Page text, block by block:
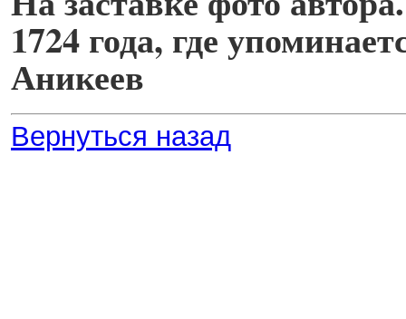
1724 года, где
Аникеев
Вернуться назад